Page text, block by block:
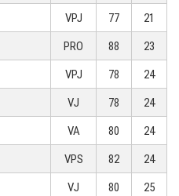
VPJ 77
21
PRO 88
23
VPJ 78
24
VJ 78
24
VA 80
24
VPS 82
24
VJ 80
25